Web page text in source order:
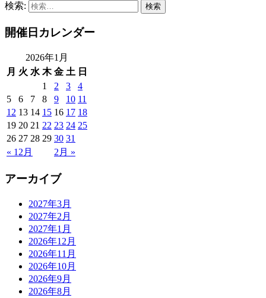
検索:
開催日カレンダー
2026年1月
月 火 水 木 金 土 日
« 12月 2月 »
1 2 3
4
5
6 7 8 9 10 11
12 13 14 15 16 17 18
19 20 21 22 23 24 25
26 27 28 29 30 31
アーカイブ
2027年3月
2027年2月
2027年1月
2026年12月
2026年11月
2026年10月
2026年9月
2026年8月